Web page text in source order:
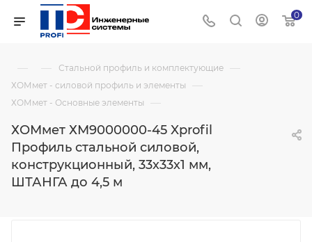
0
— — Стальной профиль и комплектующие —
ХОМмет - силовой профиль и элементы —
ХОМмет - Основные элементы —
ХОМмет ХМ9000000-45 Xprofil
Профиль стальной силовой,
конструкционный, 33х33х1 мм,
ШТАНГА до 4,5 м